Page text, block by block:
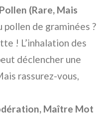
(Rare, Mais
pollen de graminées ?
! L’inhalation des
déclencher une
rassurez-vous,
Maître Mot